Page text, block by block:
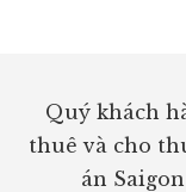
Quý khách
thuê và cho
án